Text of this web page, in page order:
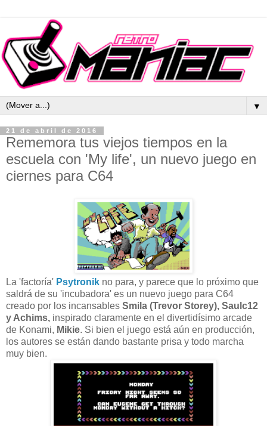
▼
21 de abril de 2016
Rememora tus viejos tiempos en la
escuela con 'My life', un nuevo juego en
ciernes para C64
La 'factoría' Psytronik no para, y parece que lo próximo que
saldrá de su 'incubadora' es un nuevo juego para C64
creado por los incansables Smila (Trevor Storey), Saulc12
y Achims, inspirado claramente en el divertidísimo arcade
de Konami, Mikie. Si bien el juego está aún en producción,
los autores se están dando bastante prisa y todo marcha
muy bien.